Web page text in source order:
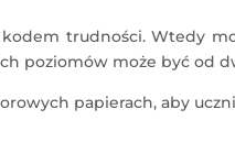
kodem trudności. Wtedy
poziomów może być od
papierach, aby